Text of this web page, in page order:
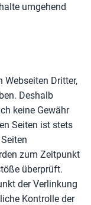
umgehend
Webseiten Dritter,
Deshalb
keine Gewähr
Seiten ist stets
zum Zeitpunkt
überprüft.
der Verlinkung
Kontrolle der